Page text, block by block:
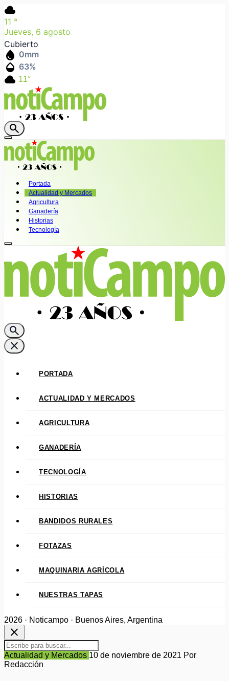
cloud
11 °
Jueves, 6 agosto
Cubierto
water_drop 0mm
humidity_mid 63%
cloud 11°
search
Portada
Actualidad y Mercados
Agricultura
Ganadería
Historias
Tecnología
search
close
PORTADA
ACTUALIDAD Y MERCADOS
AGRICULTURA
GANADERÍA
TECNOLOGÍA
HISTORIAS
BANDIDOS RURALES
FOTAZAS
MAQUINARIA AGRÍCOLA
NUESTRAS TAPAS
2026 · Noticampo · Buenos Aires, Argentina
close
Actualidad y Mercados 10 de noviembre de 2021 Por
Redacción